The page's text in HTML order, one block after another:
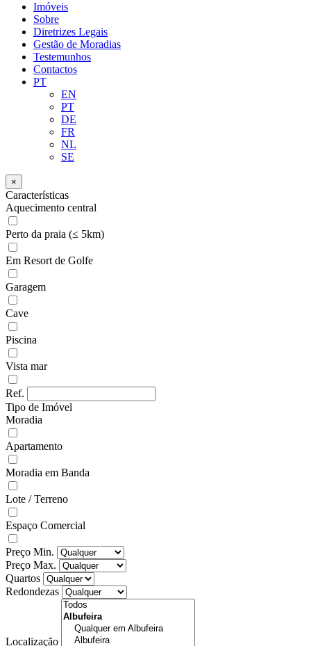
Imóveis
Sobre
Diretrizes Legais
Gestão de Moradias
Testemunhos
Contactos
PT
EN
PT
DE
FR
NL
SE
×
Características
Aquecimento central
Perto da praia (≤ 5km)
Em Resort de Golfe
Garagem
Cave
Piscina
Vista mar
Ref.
Tipo de Imóvel
Moradia
Apartamento
Moradia em Banda
Lote / Terreno
Espaço Comercial
Preço Min.
Preço Max.
Quartos
Redondezas
Localização